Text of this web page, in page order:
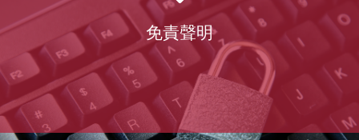
免責聲明